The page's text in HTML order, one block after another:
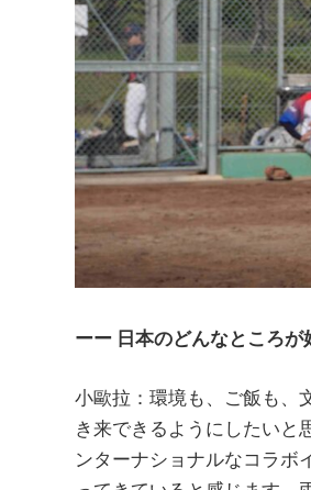
ーー 日本のどんなところが
小歐拉：環境も、ご飯も、
き来できるようにしたいと
ンターナショナルなコラボ